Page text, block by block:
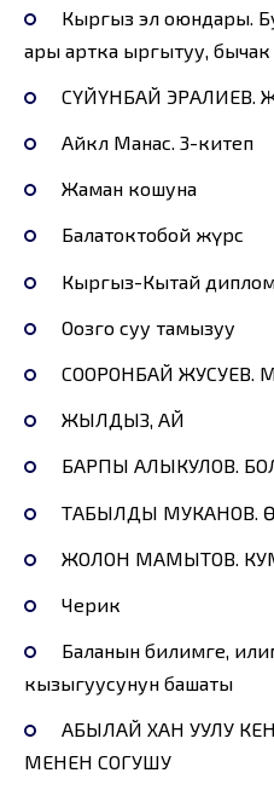
Кыргыз эл оюндары.
ары артка ыргытуу, бычак
СҮЙҮНБАЙ ЭРАЛИЕВ.
Айкөл Манас. 3-китеп
Жаман кошуна
Балатоктобой жүрсө
Кыргыз-Кытай
Оозго суу тамызуу
СООРОНБАЙ ЖУСУЕВ.
ЖЫЛДЫЗ, АЙ
БАРПЫ АЛЫКУЛОВ.
ТАБЫЛДЫ МУКАНОВ.
ЖОЛОН МАМЫТОВ.
Черик
Баланын билимге,
кызыгуусунун башаты
АБЫЛАЙ ХАН УУЛУ
МЕНЕН СОГУШУ